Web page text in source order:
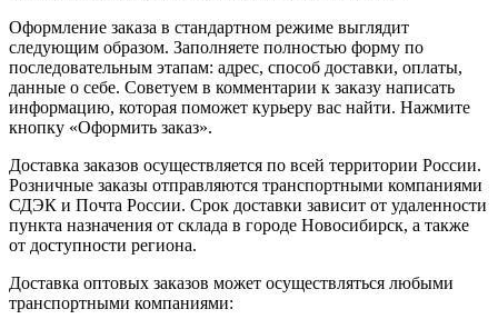
Оформление заказа в стандартном режиме выглядит
следующим образом. Заполняете полностью форму по
последовательным этапам: адрес, способ доставки, оплаты,
данные о себе. Советуем в комментарии к заказу написать
информацию, которая поможет курьеру вас найти. Нажмите
кнопку «Оформить заказ».
Доставка заказов осуществляется по всей территории России.
Розничные заказы отправляются транспортными компаниями
СДЭК и Почта России. Срок доставки зависит от удаленности
пункта назначения от склада в городе Новосибирск, а также
от доступности региона.
Доставка оптовых заказов может осуществляться любыми
транспортными компаниями: